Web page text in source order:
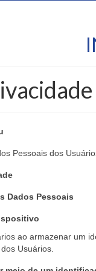
Pessoais dos
Dados Pessoais
ao armazenar um
Usuários.